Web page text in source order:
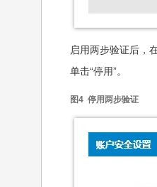
启用两步验证后，
单击“停用”。
图4 停用两步验证